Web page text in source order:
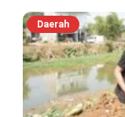
Daerah